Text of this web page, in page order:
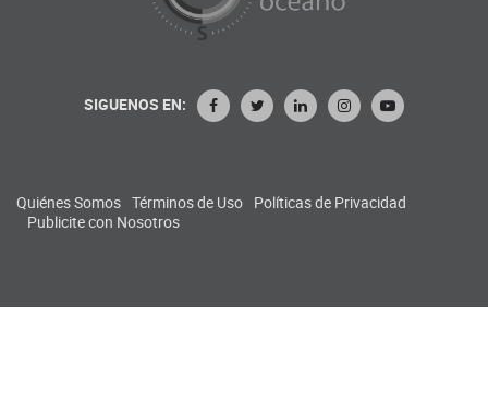
SIGUENOS EN:
Quiénes Somos Términos de Uso Políticas de Privacidad
Publicite con Nosotros